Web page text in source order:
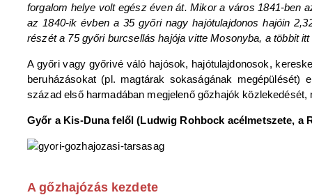
forgalom helye volt egész éven át. Mikor a város 1841-ben
az 1840-ik évben a 35 győri nagy hajótulajdonos hajóin
részét a 75 győri burcsellás hajója vitte Mosonyba, a többit
A győri vagy győrivé váló hajósok, hajótulajdonosok,
beruházásokat (pl. magtárak sokaságának
század első harmadában megjelenő gőzhajók
Győr a Kis-Duna felől (Ludwig Rohbock acélmetszete,
A gőzhajózás kezdete